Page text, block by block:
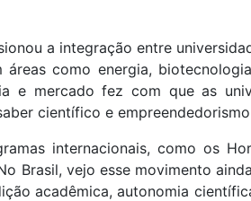
a integração entre
como energia,
e mercado fez com que as
científico e
internacionais, como os
Brasil, vejo esse movimento
acadêmica, autonomia